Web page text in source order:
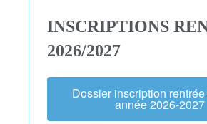
INSCRIPTIONS
2026/2027
Dossier inscription
année 2026-2027